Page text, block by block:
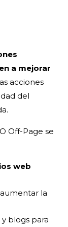
a mejorar
acciones
del
Off-Page se
web
la
blogs para